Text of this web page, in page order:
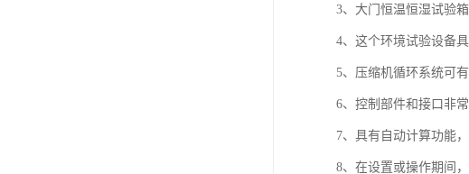
3、大门恒温恒湿试验
4、这个环境试验设备
5、压缩机循环系统可
6、控制部件和接口非
7、具有自动计算功能
8、在设置或操作期间